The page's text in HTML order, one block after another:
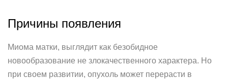
Причины появления
Миома матки, выглядит как безобидное
новообразование не злокачественного характера. Но
при своем развитии, опухоль может перерасти в